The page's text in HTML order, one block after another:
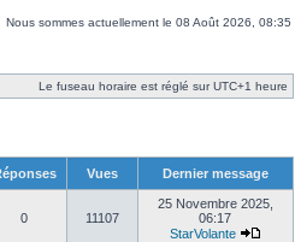
Nous sommes actuellement le 08 Août 2026, 08:35
Le fuseau horaire est réglé sur UTC+1 heure
Vues Dernier message
0 11107
25 Novembre 2025,
06:17
StarVolante